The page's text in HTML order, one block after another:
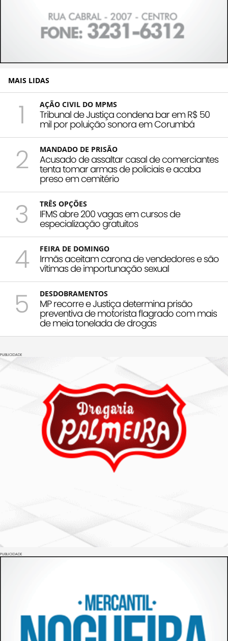
MAIS LIDAS
1 AÇÃO CIVIL DO MPMS
Tribunal de Justiça condena bar em R$ 50
mil por poluição sonora em Corumbá
2 MANDADO DE PRISÃO
Acusado de assaltar casal de comerciantes
tenta tomar armas de policiais e acaba
preso em cemitério
3 TRÊS OPÇÕES
IFMS abre 200 vagas em cursos de
especialização gratuitos
4 FEIRA DE DOMINGO
Irmãs aceitam carona de vendedores e são
vítimas de importunação sexual
5 DESDOBRAMENTOS
MP recorre e Justiça determina prisão
preventiva de motorista flagrado com mais
de meia tonelada de drogas
PUBLICIDADE
PUBLICIDADE